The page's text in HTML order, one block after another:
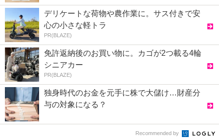
デリケートな荷物や農作業に。サス付きで安
心の小さな軽トラ
PR(BLAZE)
免許返納後のお買い物に。カゴが2つ載る4輪
シニアカー
PR(BLAZE)
独身時代のお金を元手に株で大儲け…財産分
与の対象になる？
Recommended by